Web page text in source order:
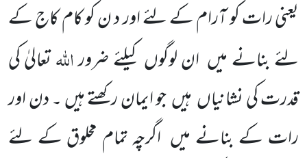
یعنی رات کو آرام کے لئے اور د ن کو کام کاج کے
لئے بنانے میں ان لوگوں کیلئے ضروراللہتعالیٰ کی
قدرت کی نشانیاں ہیں جو ایمان رکھتے ہیں ۔ دن اور
رات کے بنانے میں اگرچہ تمام مخلوق کے لئے